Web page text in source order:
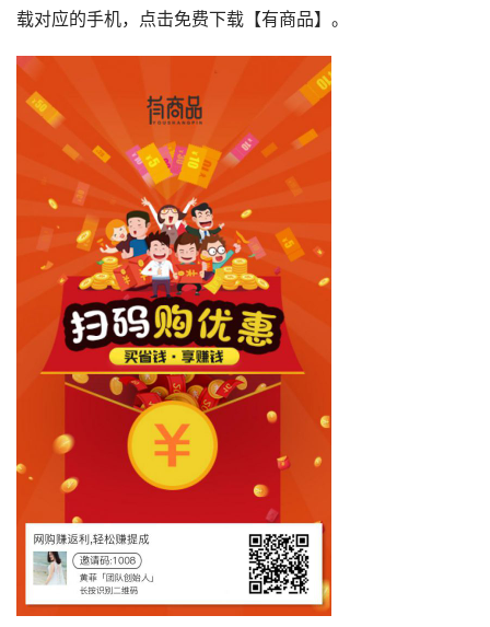
载对应的手机，点击免费下载【有商品】。